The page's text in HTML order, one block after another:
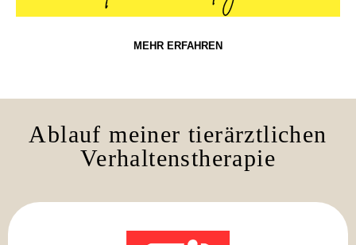
MEHR ERFAHREN
Ablauf meiner tierärztlichen
Verhaltenstherapie